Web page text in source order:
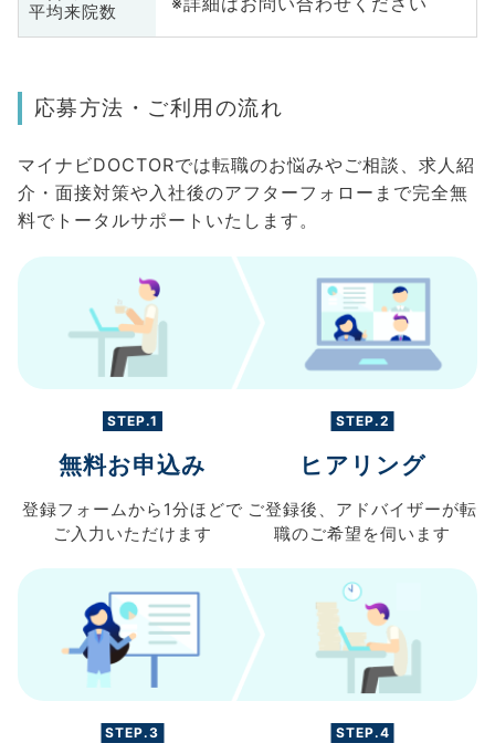
平均来院数
応募方法・ご利用の流れ
マイナビDOCTORでは転職のお悩みやご相談、求人紹
介・面接対策や入社後のアフターフォローまで完全無
料でトータルサポートいたします。
STEP.1
無料お申込み
登録フォームから 1分ほどで
ご入力 いただけます
STEP.2
ヒアリング
ご登録後、 アドバイザーが転
職のご希望を伺います
STEP.3 STEP.4